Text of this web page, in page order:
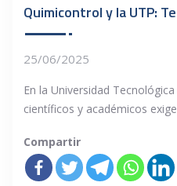
25/06/2025
En la Universidad
científicos y académicos
Compartir